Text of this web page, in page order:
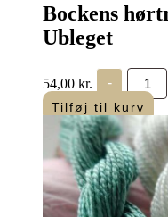
Bockens
Ubleget
54,00 kr. -
hørtråd
-
-
60/2
antal
Tilføj til kurv